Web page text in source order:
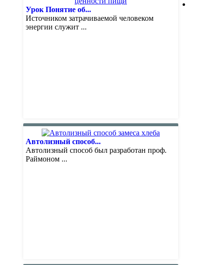
Урок Понятие об...
Источником затрачиваемой человеком
энергии служит ...
Автолизный способ...
Автолизный способ был разработан проф.
Раймоном ...